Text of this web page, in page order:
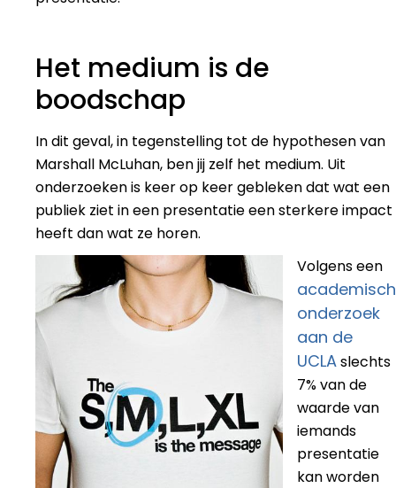
Het medium is de
boodschap
In dit geval, in tegenstelling tot de hypothesen van
Marshall McLuhan, ben jij zelf het medium. Uit
onderzoeken is keer op keer gebleken dat wat een
publiek ziet in een presentatie een sterkere impact
heeft dan wat ze horen.
Volgens een
academisch
onderzoek
aan de
UCLAslechts
7% van de
waarde van
iemands
presentatie
kan worden